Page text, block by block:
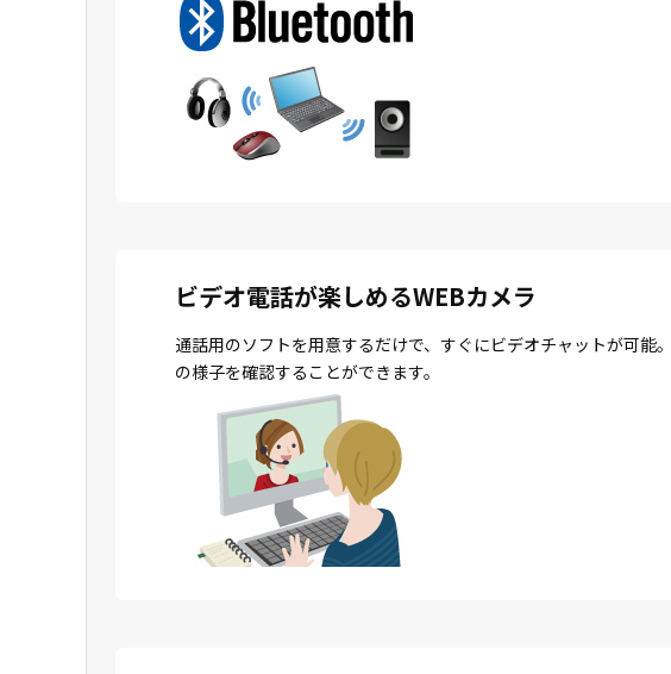
ビデオ電話が楽しめるWEBカメラ
通話用のソフトを用意するだけで、すぐにビデオチャットが可
の様子を確認することができます。